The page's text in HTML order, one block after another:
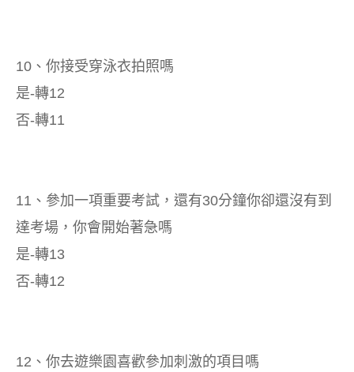
10、你接受穿泳衣拍照嗎
是-轉12
否-轉11
11、參加一項重要考試，還有30分鐘你卻還沒有到
達考場，你會開始著急嗎
是-轉13
否-轉12
12、你去遊樂園喜歡參加刺激的項目嗎